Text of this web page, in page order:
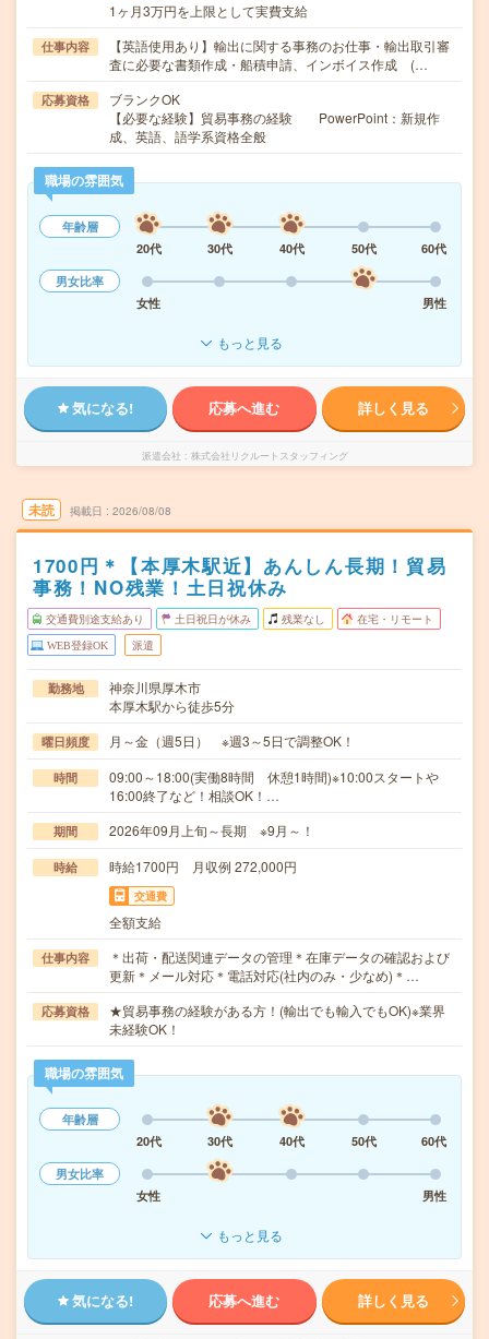
1ヶ月3万円を上限として実費支給
仕事内容
【英語使用あり】輸出に関する事務のお仕事・輸出取引審
査に必要な書類作成・船積申請、インボイス作成 (…
応募資格
ブランクOK
【必要な経験】貿易事務の経験 PowerPoint：新規作
成、英語、語学系資格全般
職場の雰囲気
年齢層
20代
30代 40代 50代
60代
男女比率
女性
男性
もっと見る
気になる! 応募へ進む 詳しく見る
派遣会社 株式会社リクルートスタッフィング
未読 掲載日 2026/08/08
1700円＊【本厚木駅近】あんしん長期！貿易
事務！NO残業！土日祝休み
交通費別途支給あり 土日祝日が休み 残業なし 在宅・リモート
WEB登録OK 派遣
勤務地
神奈川県厚木市
本厚木駅から徒歩5分
曜日頻度 月～金（週5日） ※週3～5日で調整OK！
時間
09:00～18:00(実働8時間 休憩1時間)※10:00スタートや
16:00終了など！相談OK！…
期間 2026年09月上旬～長期 ※9月～！
時給 時給1700円 月収例 272,000円
交通費
全額支給
仕事内容
＊出荷・配送関連データの管理＊在庫データの確認および
更新＊メール対応＊電話対応(社内のみ・少なめ)＊…
応募資格
★貿易事務の経験がある方！(輸出でも輸入でもOK)※業界
未経験OK！
職場の雰囲気
年齢層
20代
30代 40代 50代
60代
男女比率
女性
男性
もっと見る
気になる! 応募へ進む 詳しく見る